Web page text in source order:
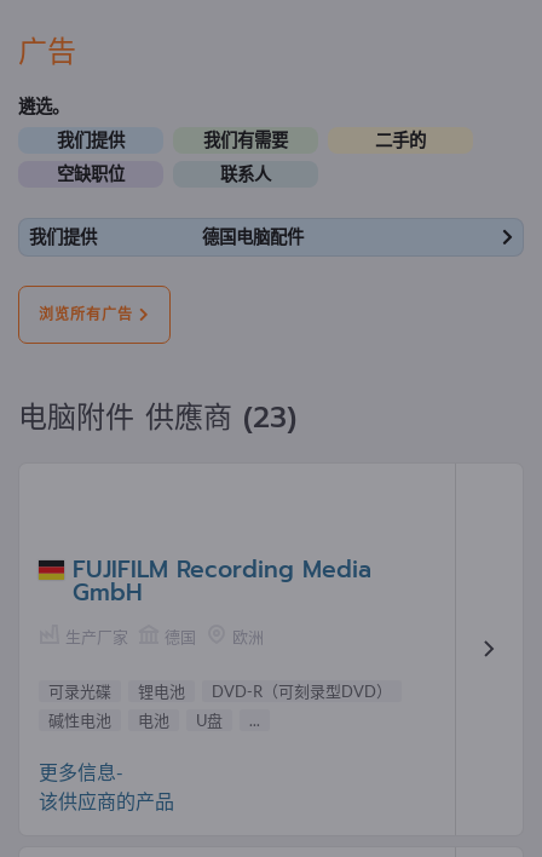
广告
遴选。
我们提供
我们有需要
二手的
空缺职位
联系人
我们提供 德国电脑配件
浏览所有广告
电脑附件 供應商 (23)
FUJIFILM Recording Media
GmbH
生产厂家 德国 欧洲
可录光碟 锂电池
DVD-R（可刻录型DVD）
碱性电池
电池 U盘 ...
更多信息-
该供应商的产品